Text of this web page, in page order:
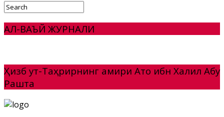
АЛ-ВАЪЙ ЖУРНАЛИ
Ҳизб ут-Таҳрирнинг амири Ато ибн Халил Абу
Рашта